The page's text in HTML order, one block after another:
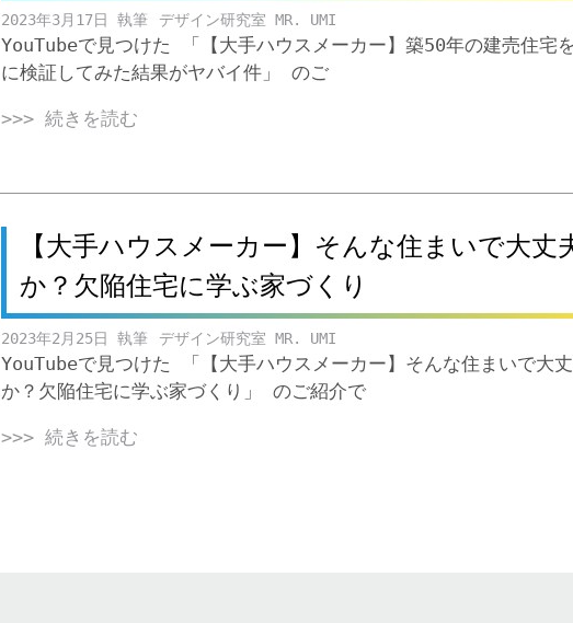
2023年3月17日 デザイン研究室 MR. UMI
YouTubeで見つけた 「【大手ハウスメーカー】築50年の建売住宅
に検証してみた結果がヤバイ件」 のご
>>> 続きを読む
【大手ハウスメーカー】そんな住まいで大丈
か？欠陥住宅に学ぶ家づくり
2023年2月25日 デザイン研究室 MR. UMI
YouTubeで見つけた 「【大手ハウスメーカー】そんな住まいで大
か？欠陥住宅に学ぶ家づくり」 のご紹介で
>>> 続きを読む